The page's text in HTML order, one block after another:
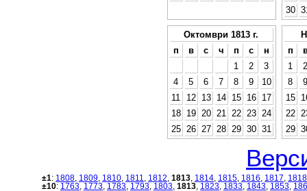
30
Октомври 1813 г.
п
в с ч п с
н
1
2
3
4
5 6 7 8 9
10
11
12 13 14 15 16
17
18
19 20 21 22 23
24
25
26 27 28 29 30 31
п
1
2
8
9
15
22
29
±1: 1808 1809 1810 1811 1812 1813 1814 1815 1816 1817
1818
±10: 1763 1773 1783 1793 1803 1813 1823 1833 1843 1853